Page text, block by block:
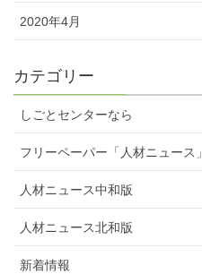
2020年4月
カテゴリー
しごとセンターなら
フリーペーパー「人材ニュース」
人材ニュース中和版
人材ニュース北和版
新着情報